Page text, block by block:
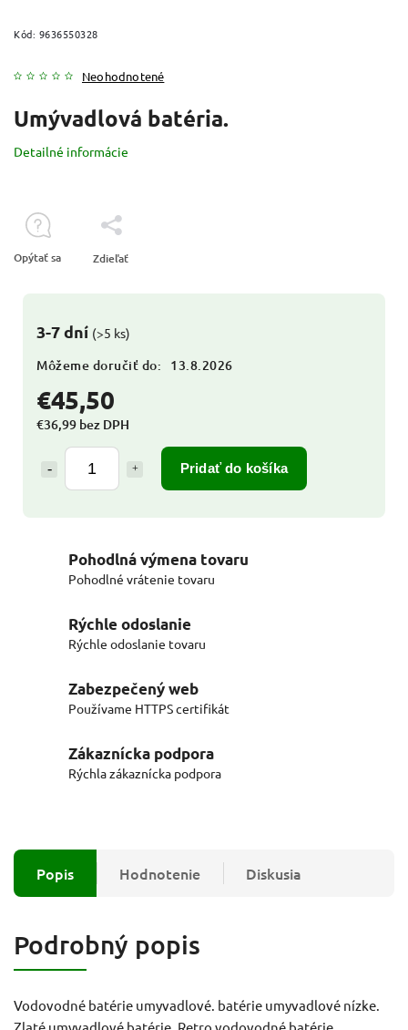
Kód: 9636550328
Neohodnotené
€45,50
€36,99 bez DPH
Pridať do košíka
3-7 dní (>5 ks)
Môžeme doručiť do: 13.8.2026
Umývadlová batéria.
Detailné informácie
Opýtať sa Zdieľať
Pohodlná výmena tovaru
Pohodlné vrátenie tovaru
Rýchle odoslanie
Rýchle odoslanie tovaru
Zabezpečený web
Používame HTTPS certifikát
Zákaznícka podpora
Rýchla zákaznícka podpora
Popis Hodnotenie Diskusia
Podrobný popis
Vodovodné batérie umyvadlové. batérie umyvadlové nízke.
Zlaté umyvadlové batérie. Retro vodovodné batérie